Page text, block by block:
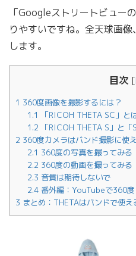
「Googleストリートビュー
りやすいですね。全天球画
します。
目次 [
1 360度画像を撮影するには？
1.1
「RICOH THETA SC」と
1.2 「RICOH THETA S」と「
2 360度カメラはバンド撮影に使
2.1 360度の写真を撮ってみる
2.2 360度の動画を撮ってみる
2.3 音質は期待しないで
2.4番外編：YouTubeで360度
3 まとめ：THETAはバンドで使え